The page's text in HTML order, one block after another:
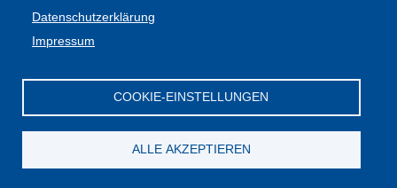
Datenschutzerklärung
Impressum
COOKIE-EINSTELLUNGEN
ALLE AKZEPTIEREN
Decreto febbraio 2016 e tabelle
classi di concorso